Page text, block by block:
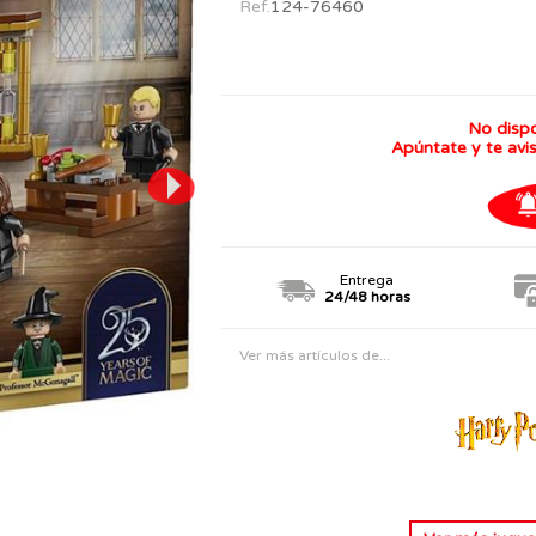
PERSONAJES
Ref.124-76460
No
Apúntate y te
Entrega
24/48 horas
Ver más artículos de...